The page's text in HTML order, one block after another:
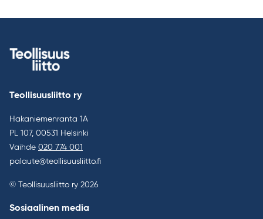
Teollisuusliitto ry
Hakaniemenranta 1A
PL 107, 00531 Helsinki
Vaihde 020 774 001
palaute@teollisuusliitto.fi
© Teollisuusliitto ry 2026
Sosiaalinen media